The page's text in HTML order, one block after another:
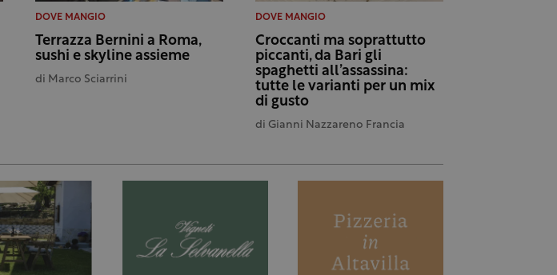
DOVE MANGIO
Terrazza Bernini a Roma,
sushi e skyline assieme
di Marco Sciarrini
DOVE MANGIO
Croccanti ma soprattutto
piccanti, da Bari gli
spaghetti all’assassina:
tutte le varianti per un mix
di gusto
di Gianni Nazzareno Francia